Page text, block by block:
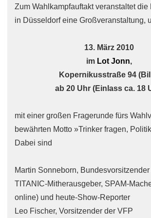
Zum Wahlkampfauftakt veranstaltet
in Düsseldorf eine Großveranstaltung,
13. März 2010
im Lot Jonn,
Kopernikusstraße 94
ab 20 Uhr (Einlass ca. 18
mit einer großen Fragerunde fürs
bewährten Motto »Trinker fragen,
Dabei sind
Martin Sonneborn,
TITANIC-Mitherausgeber, SPAM-
online) und heute-Show-Reporter
Leo Fischer, Vorsitzender der VFP